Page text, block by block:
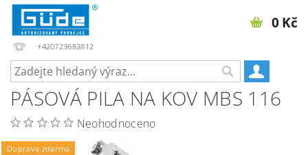
+420723683812
0 Kč
PÁSOVÁ PILA NA KOV MBS 116
Neohodnoceno
Doprava zdarma